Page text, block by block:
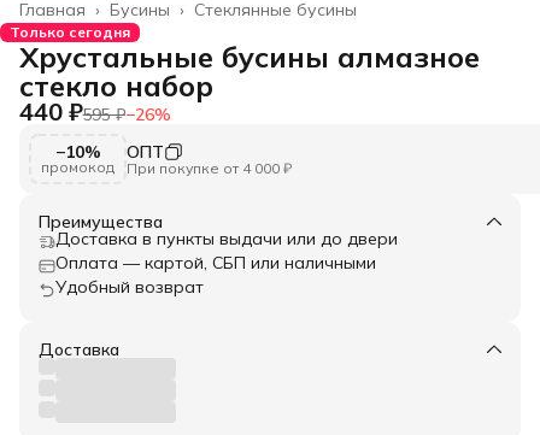
Стеклянные бусины
Бусины ›
Главная ›
Только сегодня
Хрустальные бусины алмазное
стекло набор
440 ₽595 ₽−26%
−10%
промокод
ОПТ
При покупке от 4 000 ₽
Преимущества
Доставка в пункты выдачи или до двери
Оплата — картой, СБП или наличными
Удобный возврат
Доставка